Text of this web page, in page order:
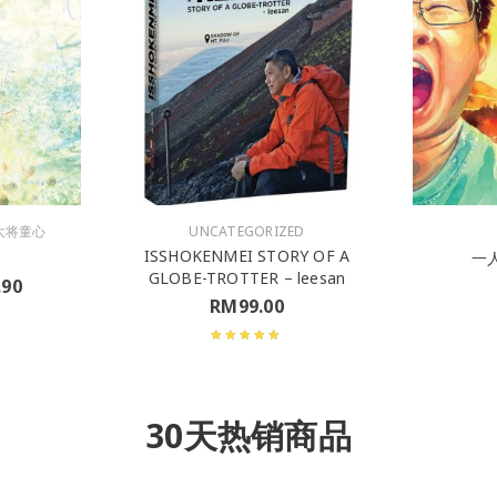
将童心 UNCATEGORIZED
ISSHOKENMEI STORY OF A
GLOBE-TROTTER – leesan
RM99.00
一
30天热销商品